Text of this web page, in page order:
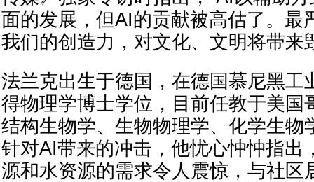
面的发展，但AI的贡献被高估了。最
我们的创造力，对文化、文明将带来
法兰克出生于德国，在德国慕尼黑工
得物理学博士学位，目前任教于美国
结构生物学、生物物理学、化学生物
针对AI带来的冲击，他忧心忡忡指出
源和水资源的需求令人震惊，与社区